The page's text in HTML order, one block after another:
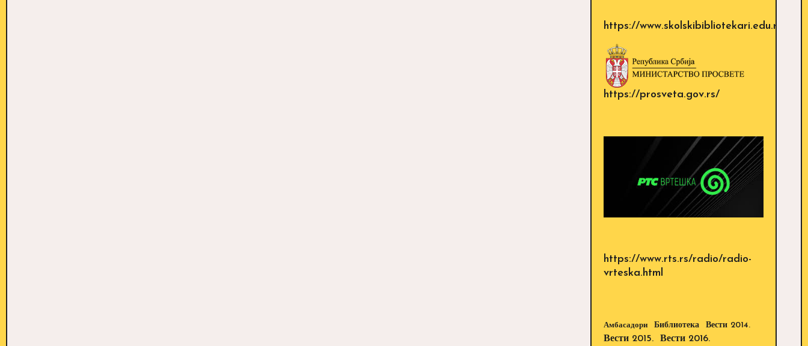
https://www.skolskibibliotekari.edu.rs/
https://prosveta.gov.rs/
https://www.rts.rs/radio/radio-
vrteska.html
Амбасадори Библиотека Вести 2014.
Вести 2015. Вести 2016.